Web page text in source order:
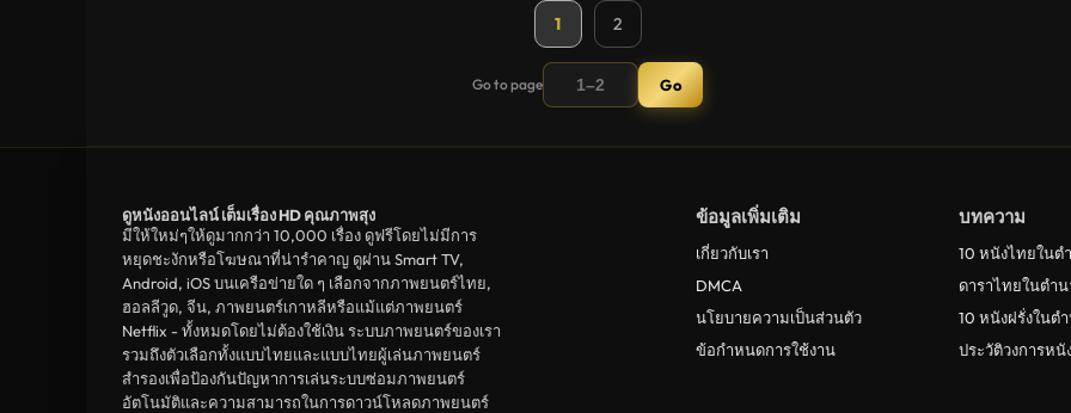
1 2
Go to page Go
ข้อมูลเพิ่มเติม
เกี่ยวกับเรา
DMCA
นโยบายความเป็นส่วนตัว
ข้อกำหนดการใช้งาน
บทความ
10 หนังไทยในต
ดาราไทยในตำ
10 หนังฝรั่งในต
ประวัติวงการหนั
ดูหนังออนไลน์ เต็มเรื่อง HD คุณภาพสุง
มีให้ใหม่ๆให้ดูมากกว่า 10,000 เรื่อง ดูฟรีโดยไม่มีการ
หยุดชะงักหรือโฆษณาที่น่ารำคาญ ดูผ่าน Smart TV,
Android, iOS บนเครือข่ายใด ๆ เลือกจากภาพยนตร์ไทย,
ฮอลลีวูด, จีน, ภาพยนตร์เกาหลีหรือแม้แต่ภาพยนตร์
Netflix - ทั้งหมดโดยไม่ต้องใช้เงิน ระบบภาพยนตร์ของเรา
รวมถึงตัวเลือกทั้งแบบไทยและแบบไทยผู้เล่นภาพยนตร์
สำรองเพื่อป้องกันปัญหาการเล่นระบบซ่อมภาพยนตร์
อัตโนมัติและความสามารถในการดาวน์โหลดภาพยนตร์